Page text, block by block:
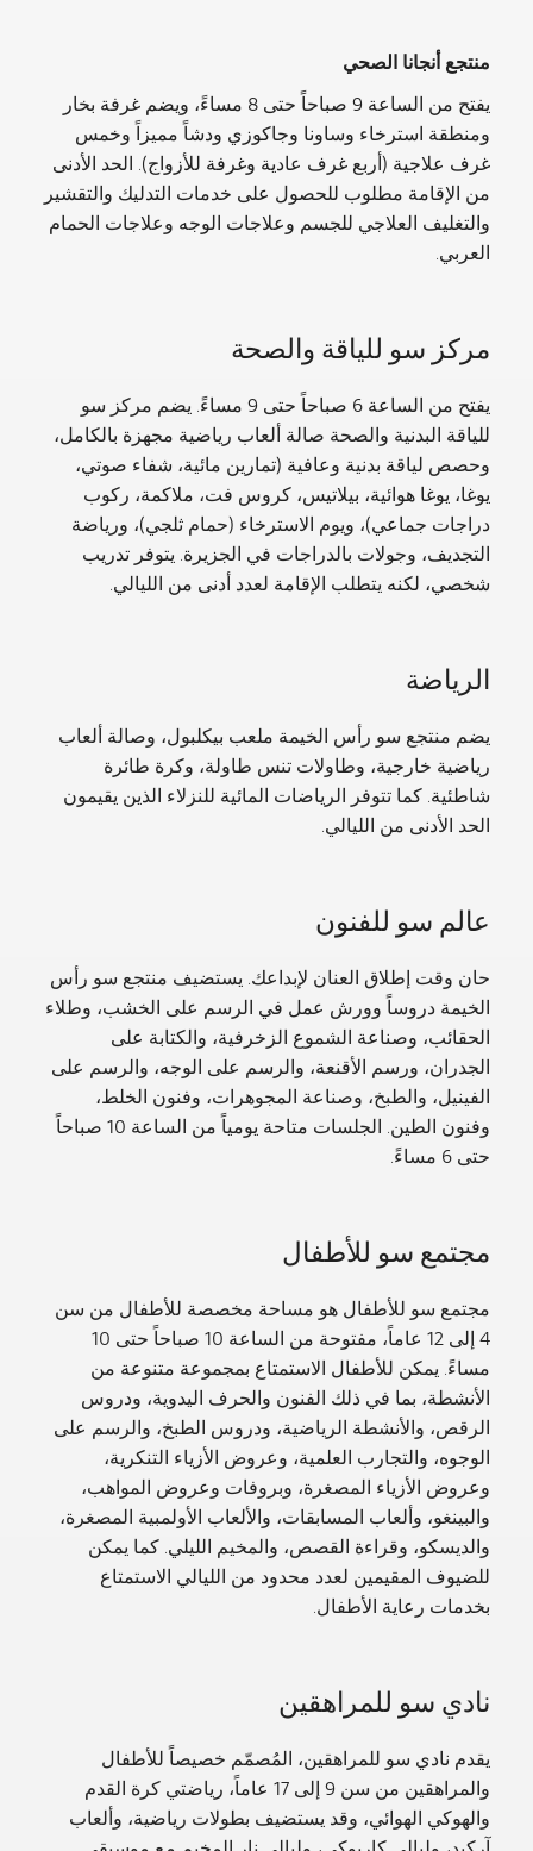
منتجع أنجانا الصحي
يفتح من الساعة 9 صباحاً حتى 8 مساءً، ويضم غرفة بخار
ومنطقة استرخاء وساونا وجاكوزي ودشاً مميزاً وخمس
غرف علاجية (أربع غرف عادية وغرفة للأزواج). الحد الأدنى
من الإقامة مطلوب للحصول على خدمات التدليك والتقشير
والتغليف العلاجي للجسم وعلاجات الوجه وعلاجات الحمام
العربي.
مركز سو للياقة والصحة
يفتح من الساعة 6 صباحاً حتى 9 مساءً. يضم مركز سو
للياقة البدنية والصحة صالة ألعاب رياضية مجهزة بالكامل،
وحصص لياقة بدنية وعافية (تمارين مائية، شفاء صوتي،
يوغا، يوغا هوائية، بيلاتيس، كروس فت، ملاكمة، ركوب
دراجات جماعي)، ويوم الاسترخاء (حمام ثلجي)، ورياضة
التجديف، وجولات بالدراجات في الجزيرة. يتوفر تدريب
شخصي، لكنه يتطلب الإقامة لعدد أدنى من الليالي.
الرياضة
يضم منتجع سو رأس الخيمة ملعب بيكلبول، وصالة ألعاب
رياضية خارجية، وطاولات تنس طاولة، وكرة طائرة
شاطئية. كما تتوفر الرياضات المائية للنزلاء الذين يقيمون
الحد الأدنى من الليالي.
عالم سو للفنون
حان وقت إطلاق العنان لإبداعك. يستضيف منتجع سو رأس
الخيمة دروساً وورش عمل في الرسم على الخشب، وطلاء
الحقائب، وصناعة الشموع الزخرفية، والكتابة على
الجدران، ورسم الأقنعة، والرسم على الوجه، والرسم على
الفينيل، والطبخ، وصناعة المجوهرات، وفنون الخلط،
وفنون الطين. الجلسات متاحة يومياً من الساعة 10 صباحاً
حتى 6 مساءً.
مجتمع سو للأطفال
مجتمع سو للأطفال هو مساحة مخصصة للأطفال من سن
4 إلى 12 عاماً، مفتوحة من الساعة 10 صباحاً حتى 10
مساءً. يمكن للأطفال الاستمتاع بمجموعة متنوعة من
الأنشطة، بما في ذلك الفنون والحرف اليدوية، ودروس
الرقص، والأنشطة الرياضية، ودروس الطبخ، والرسم على
الوجوه، والتجارب العلمية، وعروض الأزياء التنكرية،
وعروض الأزياء المصغرة، وبروفات وعروض المواهب،
والبينغو، وألعاب المسابقات، والألعاب الأولمبية المصغرة،
والديسكو، وقراءة القصص، والمخيم الليلي. كما يمكن
للضيوف المقيمين لعدد محدود من الليالي الاستمتاع
بخدمات رعاية الأطفال.
نادي سو للمراهقين
يقدم نادي سو للمراهقين، المُصمّم خصيصاً للأطفال
والمراهقين من سن 9 إلى 17 عاماً، رياضتي كرة القدم
والهوكي الهوائي، وقد يستضيف بطولات رياضية، وألعاب